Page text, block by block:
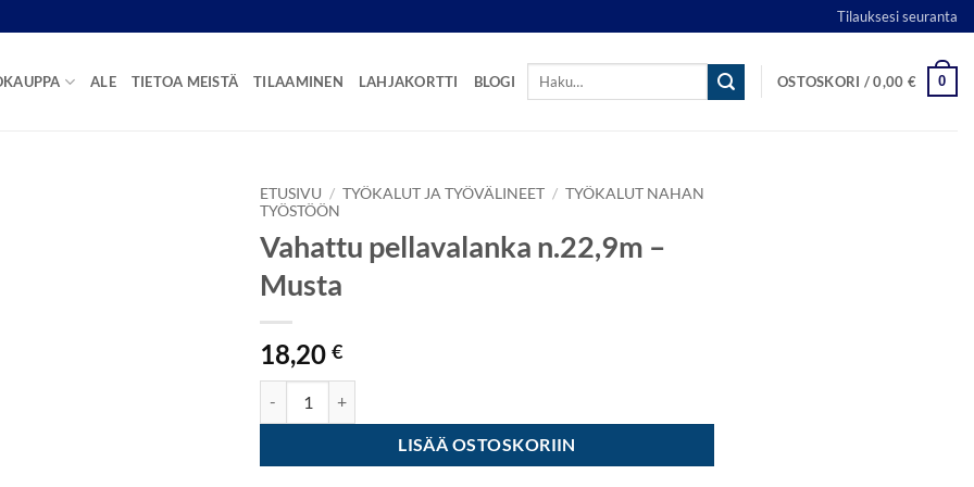
Tilauksesi seuranta
ALE TIETOA MEISTÄ TILAAMINEN LAHJAKORTTI BLOGI
Etsi:
OSTOSKORI /0,00 € 0
ETUSIVU / TYÖKALUT JA TYÖVÄLINEET / TYÖKALUT NAHAN
TYÖSTÖÖN
Vahattu pellavalanka n.22,9m –
Musta
18,20 €
LISÄÄ OSTOSKORIIN